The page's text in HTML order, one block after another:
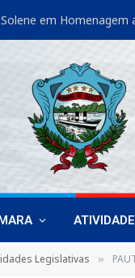
em
Legislativas »